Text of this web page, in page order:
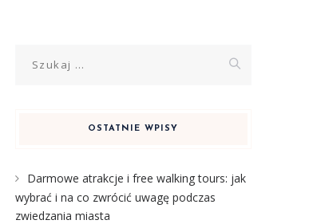
OSTATNIE WPISY
Darmowe atrakcje i free walking tours: jak
wybrać i na co zwrócić uwagę podczas
zwiedzania miasta